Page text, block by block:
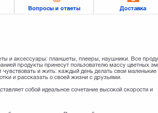
Вопросы и ответы Доставка
и аксессуары: планшеты, плееры, наушники. Все
продукты принесут пользователю массу цветных
чувствовать и жить: каждый день делать свои маленькие
и рассказать о своей жизни с друзьями.
собой идеальное сочетание высокой скорости и